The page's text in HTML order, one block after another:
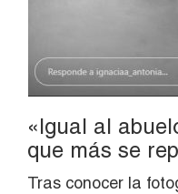
«Igual al
que más se
Tras conocer la